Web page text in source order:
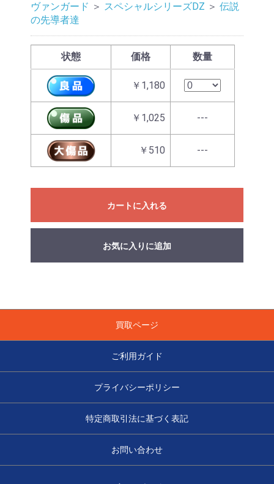
ヴァンガード ＞ スペシャルシリーズDZ ＞ 伝説
の先導者達
状態 価格 数量
￥1,180
￥1,025 ---
￥510 ---
カートに入れる
お気に入りに追加
買取ページ
ご利用ガイド
プライバシーポリシー
特定商取引法に基づく表記
お問い合わせ